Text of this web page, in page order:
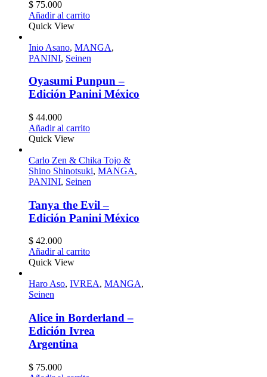
$ 75.000
Añadir al carrito
Quick View
Inio Asano, MANGA,
PANINI, Seinen
Oyasumi Punpun –
Edición Panini México
$ 44.000
Añadir al carrito
Quick View
Carlo Zen & Chika Tojo &
Shino Shinotsuki, MANGA,
PANINI, Seinen
Tanya the Evil –
Edición Panini México
$ 42.000
Añadir al carrito
Quick View
Haro Aso, IVREA, MANGA,
Seinen
Alice in Borderland –
Edición Ivrea
Argentina
$ 75.000